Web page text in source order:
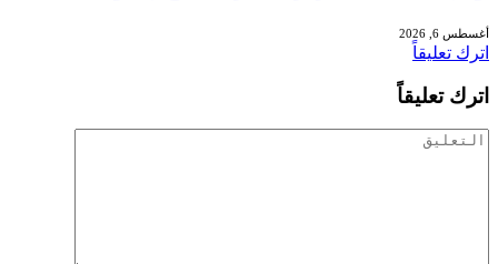
أغسطس 6, 2026
اترك تعليقاً
اترك تعليقاً